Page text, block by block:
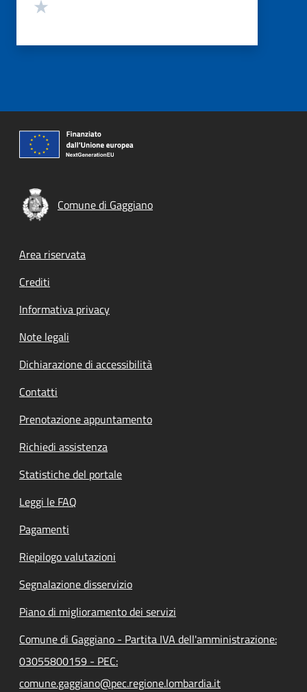
Comune di Gaggiano
Footer menu
Area riservata
Crediti
Informativa privacy
Note legali
Dichiarazione di accessibilità
Contatti
Prenotazione appuntamento
Richiedi assistenza
Statistiche del portale
Leggi le FAQ
Pagamenti
Riepilogo valutazioni
Segnalazione disservizio
Piano di miglioramento dei servizi
Comune di Gaggiano - Partita IVA dell'amministrazione:
03055800159 - PEC:
comune.gaggiano@pec.regione.lombardia.it